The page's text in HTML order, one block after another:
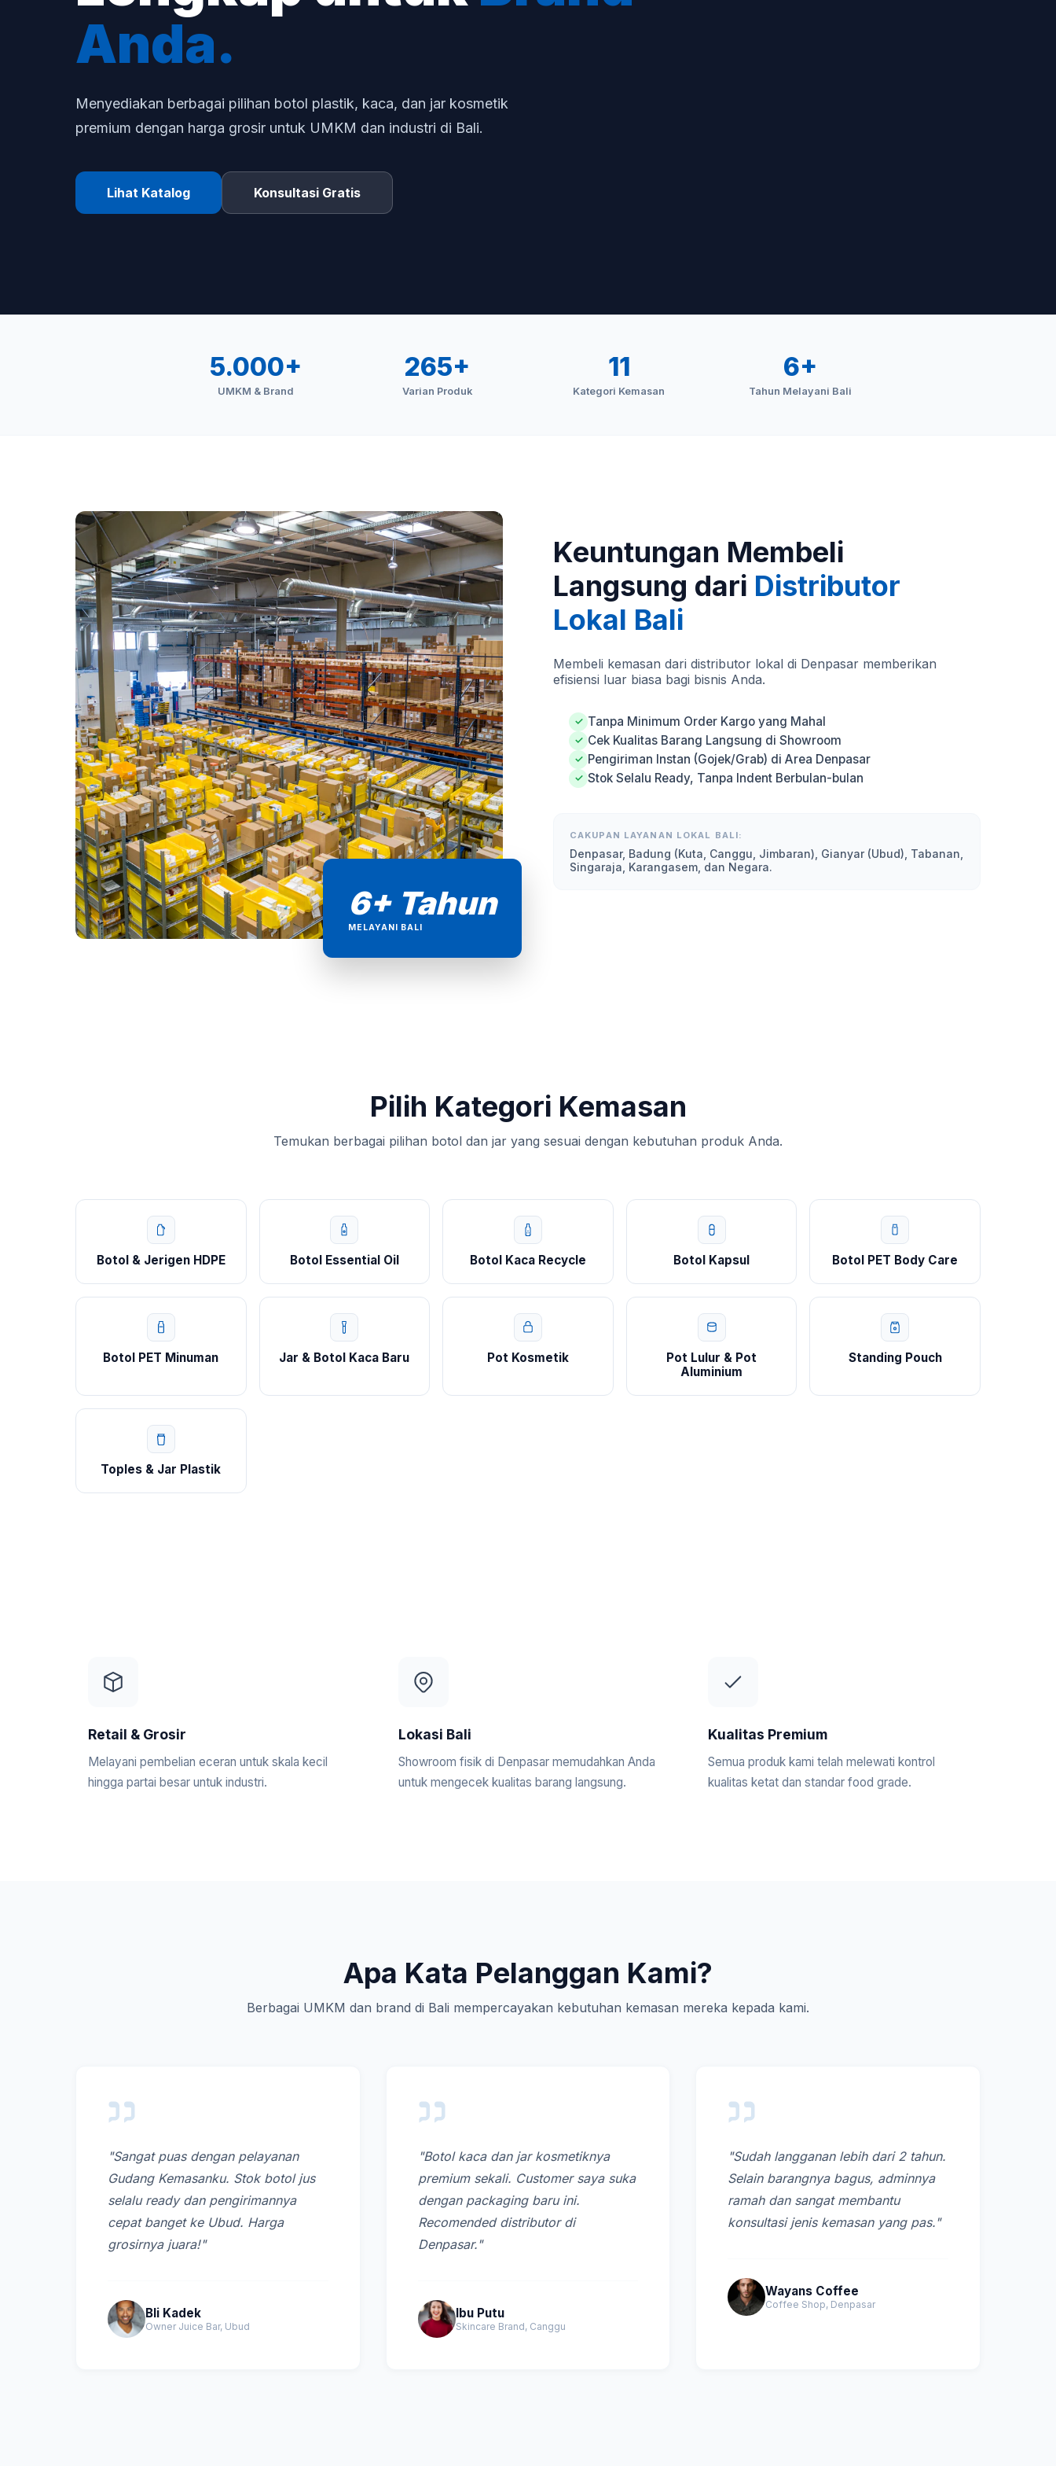
Anda.
Menyediakan berbagai pilihan botol plastik, kaca, dan jar kosmetik
premium dengan harga grosir untuk UMKM dan industri di Bali.
Lihat Katalog Konsultasi Gratis
5.000+
UMKM & Brand
265+
Varian Produk
11
Kategori Kemasan
6+
Tahun Melayani Bali
6+ Tahun
MELAYANI BALI
Keuntungan Membeli
Langsung dari Distributor
Lokal Bali
Membeli kemasan dari distributor lokal di Denpasar memberikan
efisiensi luar biasa bagi bisnis Anda.
✓ Tanpa Minimum Order Kargo yang Mahal
✓ Cek Kualitas Barang Langsung di Showroom
✓ Pengiriman Instan (Gojek/Grab) di Area Denpasar
✓ Stok Selalu Ready, Tanpa Indent Berbulan-bulan
CAKUPAN LAYANAN LOKAL BALI:
Denpasar, Badung (Kuta, Canggu, Jimbaran), Gianyar (Ubud), Tabanan,
Singaraja, Karangasem, dan Negara.
Pilih Kategori Kemasan
Temukan berbagai pilihan botol dan jar yang sesuai dengan kebutuhan produk Anda.
Botol & Jerigen HDPE Botol Essential Oil Botol Kaca Recycle Botol Kapsul Botol PET Body Care
Botol PET Minuman Jar & Botol Kaca Baru Pot Kosmetik
Pot Lulur & Pot
Aluminium
Standing Pouch
Toples & Jar Plastik
Retail & Grosir
Melayani pembelian eceran untuk skala kecil
hingga partai besar untuk industri.
Lokasi Bali
Showroom fisik di Denpasar memudahkan Anda
untuk mengecek kualitas barang langsung.
Kualitas Premium
Semua produk kami telah melewati kontrol
kualitas ketat dan standar food grade.
Apa Kata Pelanggan Kami?
Berbagai UMKM dan brand di Bali mempercayakan kebutuhan kemasan mereka kepada kami.
"Sangat puas dengan pelayanan
Gudang Kemasanku. Stok botol jus
selalu ready dan pengirimannya
cepat banget ke Ubud. Harga
grosirnya juara!"
Bli Kadek
Owner Juice Bar, Ubud
"Botol kaca dan jar kosmetiknya
premium sekali. Customer saya suka
dengan packaging baru ini.
Recomended distributor di
Denpasar."
Ibu Putu
Skincare Brand, Canggu
"Sudah langganan lebih dari 2 tahun.
Selain barangnya bagus, adminnya
ramah dan sangat membantu
konsultasi jenis kemasan yang pas."
Wayans Coffee
Coffee Shop, Denpasar